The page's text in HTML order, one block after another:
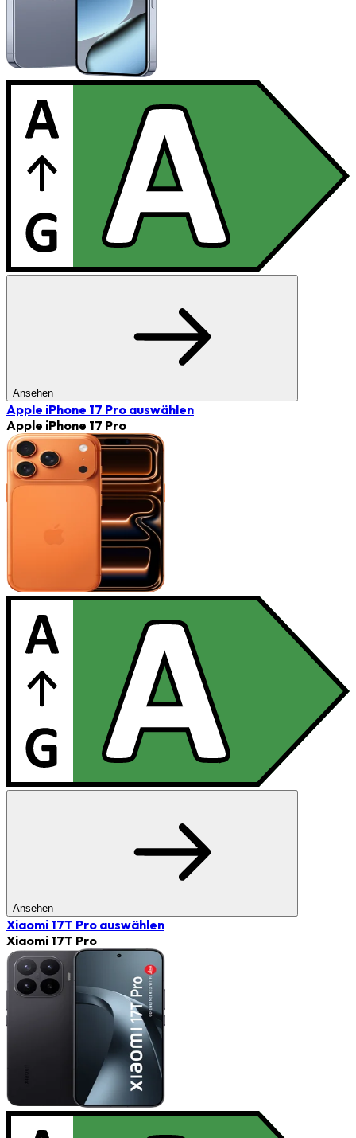
Ansehen
Apple iPhone 17 Pro auswählen
Apple iPhone 17 Pro
Ansehen
Xiaomi 17T Pro auswählen
Xiaomi 17T Pro